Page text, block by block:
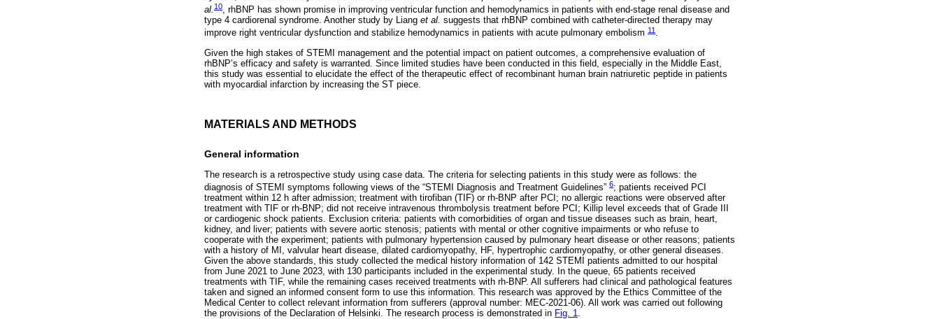
al. 10, rhBNP has shown promise in improving ventricular function and hemodynamics in patients with end-stage renal disease and
type 4 cardiorenal syndrome. Another study by Liang et al. suggests that rhBNP combined with catheter-directed therapy may
improve right ventricular dysfunction and stabilize hemodynamics in patients with acute pulmonary embolism 11 .
Given the high stakes of STEMI management and the potential impact on patient outcomes, a comprehensive evaluation of
rhBNP’s efficacy and safety is warranted. Since limited studies have been conducted in this field, especially in the Middle East,
this study was essential to elucidate the effect of the therapeutic effect of recombinant human brain natriuretic peptide in patients
with myocardial infarction by increasing the ST piece.
MATERIALS AND METHODS
General information
The research is a retrospective study using case data. The criteria for selecting patients in this study were as follows: the
diagnosis of STEMI symptoms following views of the “STEMI Diagnosis and Treatment Guidelines” 6; patients received PCI
treatment within 12 h after admission; treatment with tirofiban (TIF) or rh-BNP after PCI; no allergic reactions were observed after
treatment with TIF or rh-BNP; did not receive intravenous thrombolysis treatment before PCI; Killip level exceeds that of Grade III
or cardiogenic shock patients. Exclusion criteria: patients with comorbidities of organ and tissue diseases such as brain, heart,
kidney, and liver; patients with severe aortic stenosis; patients with mental or other cognitive impairments or who refuse to
cooperate with the experiment; patients with pulmonary hypertension caused by pulmonary heart disease or other reasons; patients
with a history of MI, valvular heart disease, dilated cardiomyopathy, HF, hypertrophic cardiomyopathy, or other general diseases.
Given the above standards, this study collected the medical history information of 142 STEMI patients admitted to our hospital
from June 2021 to June 2023, with 130 participants included in the experimental study. In the queue, 65 patients received
treatments with TIF, while the remaining cases received treatments with rh-BNP. All sufferers had clinical and pathological features
taken and signed an informed consent form to use this information. This research was approved by the Ethics Committee of the
Medical Center to collect relevant information from sufferers (approval number: MEC-2021-06). All work was carried out following
the provisions of the Declaration of Helsinki. The research process is demonstrated in Fig. 1.